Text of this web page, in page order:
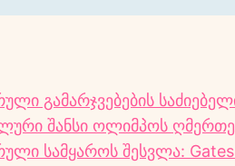
გამარჯვებების
შანსი ოლიმპოს
სამყაროს შესვლა: